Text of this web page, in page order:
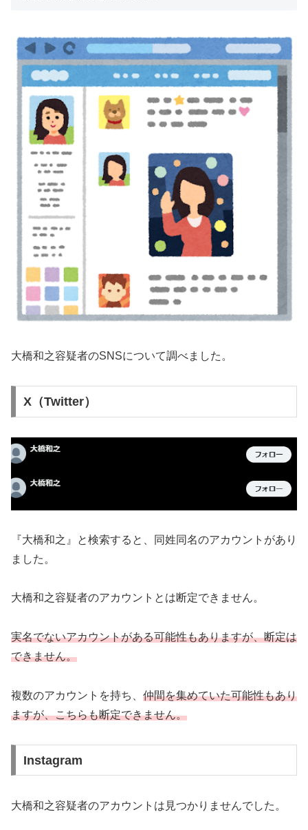
大橋和之容疑者のSNSについて調べました。
X（Twitter）
『大橋和之』と検索すると、同姓同名のアカウントがあり
ました。
大橋和之容疑者のアカウントとは断定できません。
実名でないアカウントがある可能性もありますが、断定は
できません。
複数のアカウントを持ち、 仲間を集めていた可能性もあり
ますが、こちらも断定できません。
Instagram
大橋和之容疑者のアカウントは見つかりませんでした。